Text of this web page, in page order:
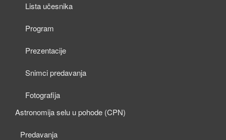
Lista učesnika
Program
Prezentacije
Snimci predavanja
Fotografija
Astronomija selu u pohode (CPN)
Predavanja